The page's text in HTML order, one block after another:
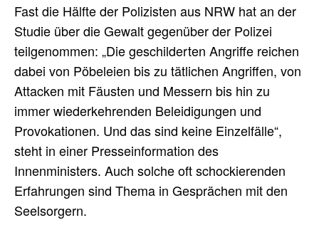
Fast die Hälfte der Polizisten aus NRW hat an der
Studie über die Gewalt gegenüber der Polizei
teilgenommen: „Die geschilderten Angriffe reichen
dabei von Pöbeleien bis zu tätlichen Angriffen, von
Attacken mit Fäusten und Messern bis hin zu
immer wiederkehrenden Beleidigungen und
Provokationen. Und das sind keine Einzelfälle“,
steht in einer Presseinformation des
Innenministers. Auch solche oft schockierenden
Erfahrungen sind Thema in Gesprächen mit den
Seelsorgern.